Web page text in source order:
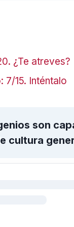
¿Te atreves?
7/15. Inténtalo
son
cultura